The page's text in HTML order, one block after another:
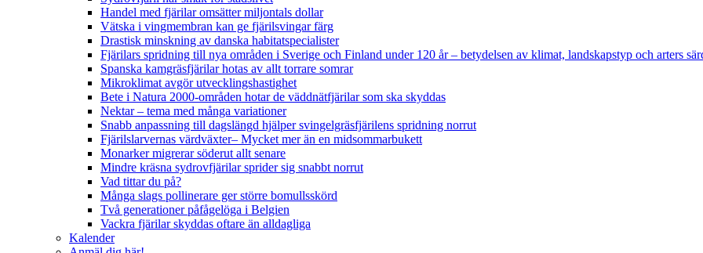
Handel med fjärilar omsätter miljontals dollar
Vätska i vingmembran kan ge fjärilsvingar färg
Drastisk minskning av danska habitatspecialister
Fjärilars spridning till nya områden i Sverige och Finland under 120 år– betydelsen av klimat, landskapstyp och arters
Spanska kamgräsfjärilar hotas av allt torrare somrar
Mikroklimat avgör utvecklingshastighet
Bete i Natura 2000-områden hotar de väddnätfjärilar som ska skyddas
Nektar – tema med många variationer
Snabb anpassning till dagslängd hjälper svingelgräsfjärilens spridning norrut
Fjärilslarvernas värdväxter– Mycket mer än en midsommarbukett
Monarker migrerar söderut allt senare
Mindre kräsna sydrovfjärilar sprider sig snabbt norrut
Vad tittar du på?
Många slags pollinerare ger större bomullsskörd
Två generationer påfågelöga i Belgien
Vackra fjärilar skyddas oftare än alldagliga
Kalender